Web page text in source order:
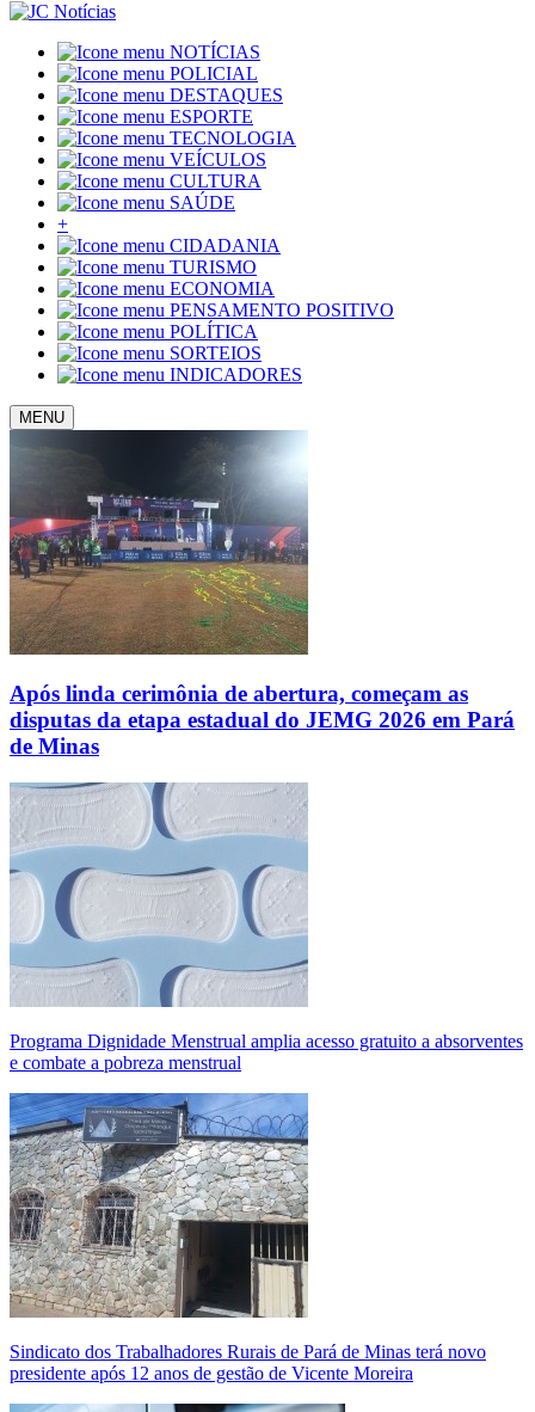
NOTÍCIAS
POLICIAL
DESTAQUES
ESPORTE
TECNOLOGIA
VEÍCULOS
CULTURA
SAÚDE
+
CIDADANIA
TURISMO
ECONOMIA
PENSAMENTO POSITIVO
POLÍTICA
SORTEIOS
INDICADORES
MENU
Após linda cerimônia de abertura, começam as
disputas da etapa estadual do JEMG 2026 em Pará
de Minas
Programa Dignidade Menstrual amplia acesso gratuito a absorventes
e combate a pobreza menstrual
Sindicato dos Trabalhadores Rurais de Pará de Minas terá novo
presidente após 12 anos de gestão de Vicente Moreira